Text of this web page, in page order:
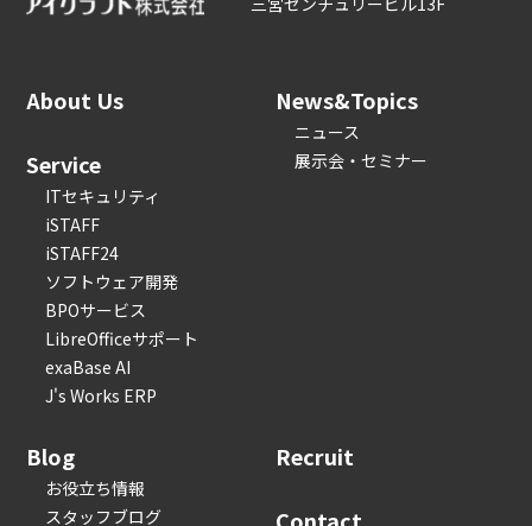
About Us
Service
ITセキュリティ
iSTAFF
iSTAFF24
ソフトウェア開発
BPOサービス
LibreOfficeサポート
exaBase AI
J's Works ERP
News&Topics
ニュース
展示会・セミナー
Blog
お役立ち情報
スタッフブログ
Recruit